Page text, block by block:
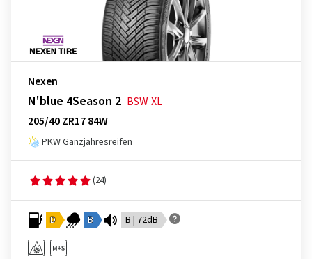
Nexen
N'blue 4Season 2 BSWXL
205/40 ZR17 84W
PKW Ganzjahresreifen
(24)
D B B | 72dB